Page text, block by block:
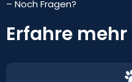
– Noch Fragen?
Erfahre mehr